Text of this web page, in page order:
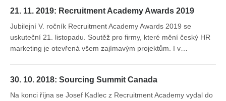
21. 11. 2019: Recruitment Academy Awards 2019
Jubilejní V. ročník Recruitment Academy Awards 2019 se
uskuteční 21. listopadu. Soutěž pro firmy, které mění český HR
marketing je otevřená všem zajímavým projektům. I v…
30. 10. 2018: Sourcing Summit Canada
Na konci října se Josef Kadlec z Recruitment Academy vydal do